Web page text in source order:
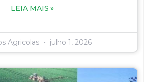
LEIA MAIS »
Agricolas julho 1, 2026